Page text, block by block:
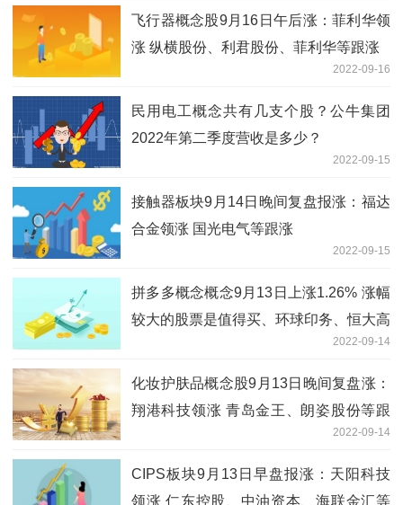
飞行器概念股9月16日午后涨：菲利华领
涨 纵横股份、利君股份、菲利华等跟涨
2022-09-16
民用电工概念共有几支个股？公牛集团
2022年第二季度营收是多少？
2022-09-15
接触器板块9月14日晚间复盘报涨：福达
合金领涨 国光电气等跟涨
2022-09-15
拼多多概念概念9月13日上涨1.26% 涨幅
较大的股票是值得买、环球印务、恒大高
2022-09-14
化妆护肤品概念股9月13日晚间复盘涨：
翔港科技领涨 青岛金王、朗姿股份等跟
2022-09-14
CIPS板块9月13日早盘报涨：天阳科技
领涨 仁东控股、中油资本、海联金汇等